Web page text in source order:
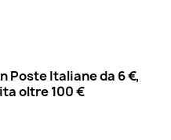
Poste Italiane da 6 €,
oltre 100 €